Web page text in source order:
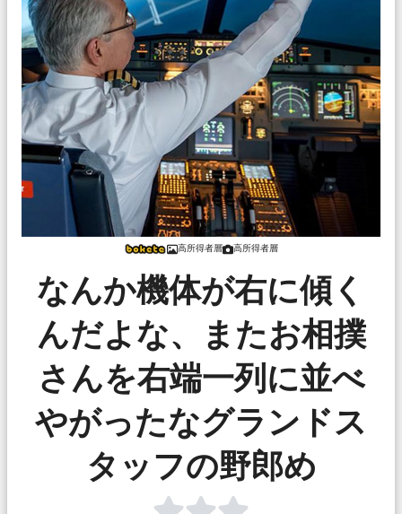
高所得者層 高所得者層
なんか機体が右に傾く
んだよな、またお相撲
さんを右端一列に並べ
やがったなグランドス
タッフの野郎め